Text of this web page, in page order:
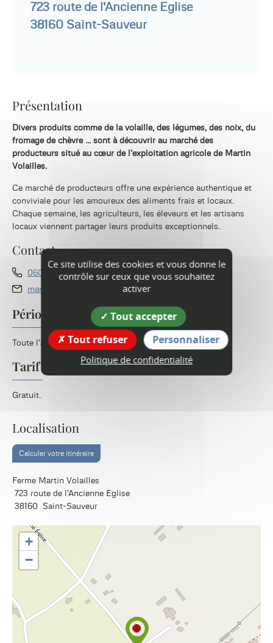
723 route de l'Ancienne Eglise
38160 Saint-Sauveur
Présentation
Divers produits comme de la volaille, des légumes, des noix, du
fromage de chèvre ... sont à découvrir au marché des
producteurs situé au cœur de l'exploitation agricole de Martin
Volailles.
Ce marché de producteurs offre une expérience authentique et
conviviale pour les amoureux des aliments frais et locaux.
Chaque semaine, les agriculteurs, les éleveurs et les artisans
locaux viennent partager leurs produits exceptionnels.
Contact
0608720392
martinvolaille@gmail.com
Périodes d'ouverture
Toute l'année le samedi de 8h à 12h.
Tarif
Gratuit.
Localisation
Calculer votre itinéraire
Ferme Martin Volailles
723 route de l'Ancienne Eglise
38160
Saint-Sauveur
+
−
Ce site utilise des cookies et vous donne le
contrôle sur ceux que vous souhaitez
activer
Tout accepter
Tout refuser
Personnaliser
Politique de confidentialité